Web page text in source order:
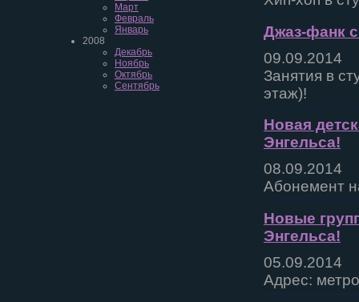
Март
Февраль
Январь
2008
Декабрь
Ноябрь
Октябрь
Сентябрь
Джаз-фанк
09.09.2014
Занятия в
этаж)!
Новая
Энгельса!
08.09.2014
Абонемент
Новые
Энгельса!
05.09.2014
Адрес: